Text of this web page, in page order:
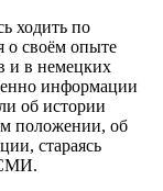
ходить по
о своём опыте
и в немецких
информации
об истории
положении, об
стараясь